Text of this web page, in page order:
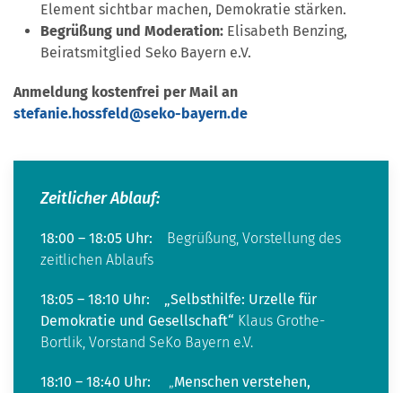
Element sichtbar machen, Demokratie stärken.
Begrüßung und Moderation: Elisabeth Benzing,
Beiratsmitglied Seko Bayern e.V.
Anmeldung kostenfrei per Mail an
stefanie.hossfeld@seko-bayern.de
Zeitlicher Ablauf:
18:00 – 18:05 Uhr:
Begrüßung, Vorstellung des
zeitlichen Ablaufs
18:05 – 18:10 Uhr:
„Selbsthilfe: Urzelle für
Demokratie und Gesellschaft“ Klaus Grothe-
Bortlik, Vorstand SeKo Bayern e.V.
18:10 – 18:40 Uhr: „Menschen verstehen,